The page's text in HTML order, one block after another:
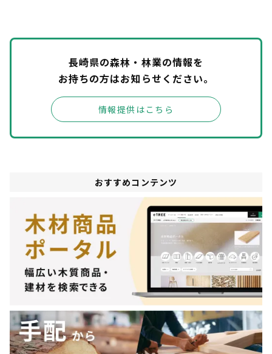
長崎県の森林・林業の情報を
お持ちの方はお知らせください。
情報提供はこちら
おすすめコンテンツ